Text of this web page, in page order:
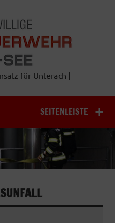
für Unterach |
SEITENLEISTE